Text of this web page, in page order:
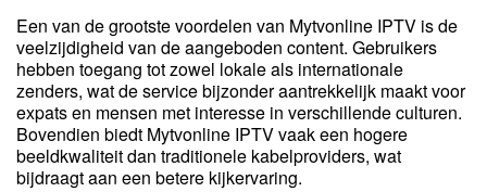
Een van de grootste voordelen van Mytvonline IPTV is de
veelzijdigheid van de aangeboden content. Gebruikers
hebben toegang tot zowel lokale als internationale
zenders, wat de service bijzonder aantrekkelijk maakt voor
expats en mensen met interesse in verschillende culturen.
Bovendien biedt Mytvonline IPTV vaak een hogere
beeldkwaliteit dan traditionele kabelproviders, wat
bijdraagt aan een betere kijkervaring.